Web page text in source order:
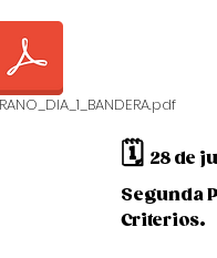
🗓️ 28 de
Segunda
Criterios.